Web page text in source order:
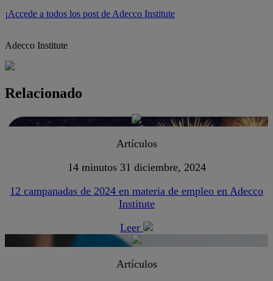
¡Accede a todos los post de Adecco Institute
Adecco Institute
Relacionado
Artículos
14 minutos 31 diciembre, 2024
12 campanadas de 2024 en materia de empleo en Adecco
Institute
Leer
Artículos